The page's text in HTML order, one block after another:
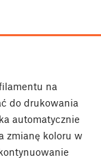
na
do drukowania
automatycznie
zmianę koloru w